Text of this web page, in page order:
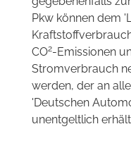
Pkw können dem
CO2-Emissionen
Stromverbrauch
werden, der an
'Deutschen
unentgeltlich